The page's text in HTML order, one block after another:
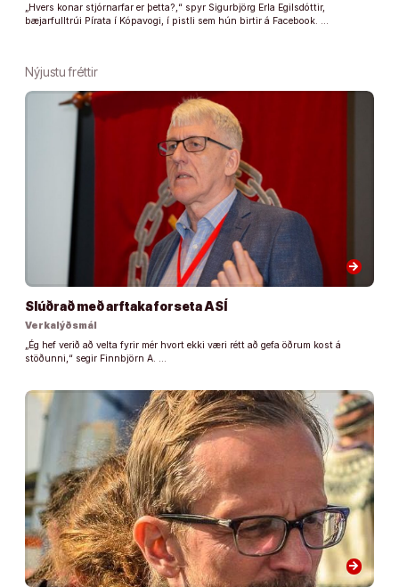
„Hvers konar stjórnarfar er þetta?,“ spyr Sigurbjörg Erla Egilsdóttir,
bæjarfulltrúi Pírata í Kópavogi, í pistli sem hún birtir á Facebook. …
Nýjustu fréttir
arrow_forward
Slúðrað með arftaka forseta ASÍ
Verkalýðsmál
„Ég hef verið að velta fyrir mér hvort ekki væri rétt að gefa öðrum kost á
stöðunni,“ segir Finnbjörn A. …
arrow_forward